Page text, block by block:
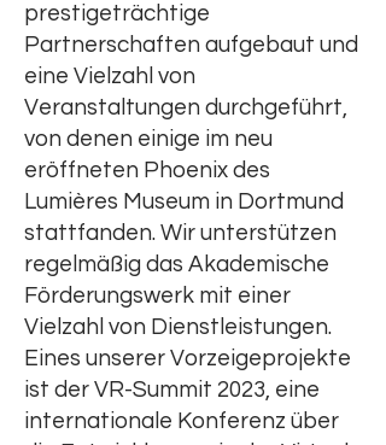
prestigeträchtige
Partnerschaften aufgebaut und
eine Vielzahl von
Veranstaltungen durchgeführt,
von denen einige im neu
eröffneten Phoenix des
Lumières Museum in Dortmund
stattfanden. Wir unterstützen
regelmäßig das Akademische
Förderungswerk mit einer
Vielzahl von Dienstleistungen.
Eines unserer Vorzeigeprojekte
ist der VR-Summit 2023, eine
internationale Konferenz über